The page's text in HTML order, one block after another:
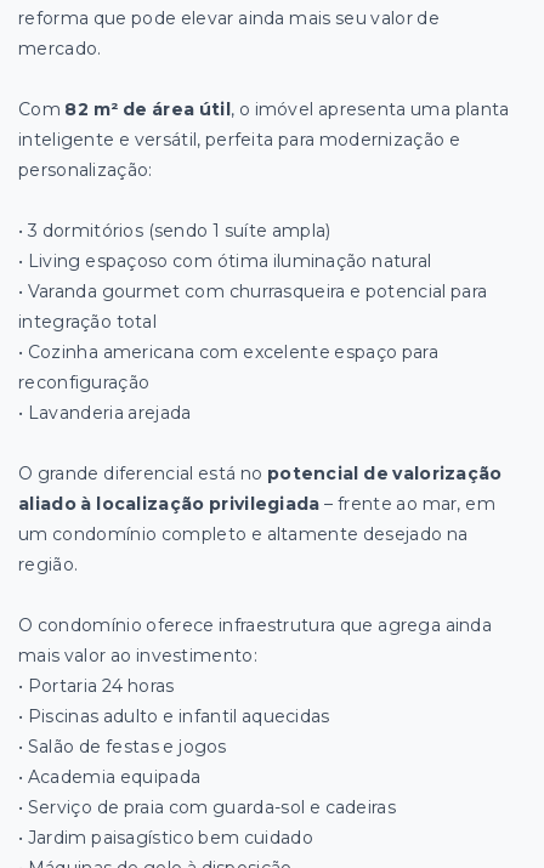
reforma que pode elevar ainda mais seu valor de
mercado.
Com 82 m² de área útil, o imóvel apresenta uma planta
inteligente e versátil, perfeita para modernização e
personalização:
• 3 dormitórios (sendo 1 suíte ampla)
• Living espaçoso com ótima iluminação natural
• Varanda gourmet com churrasqueira e potencial para
integração total
• Cozinha americana com excelente espaço para
reconfiguração
• Lavanderia arejada
O grande diferencial está no potencial de valorização
aliado à localização privilegiada – frente ao mar, em
um condomínio completo e altamente desejado na
região.
O condomínio oferece infraestrutura que agrega ainda
mais valor ao investimento:
• Portaria 24 horas
• Piscinas adulto e infantil aquecidas
• Salão de festas e jogos
• Academia equipada
• Serviço de praia com guarda-sol e cadeiras
• Jardim paisagístico bem cuidado